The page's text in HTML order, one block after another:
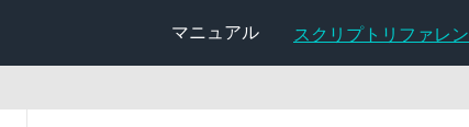
マニュアル スクリプトリファレ